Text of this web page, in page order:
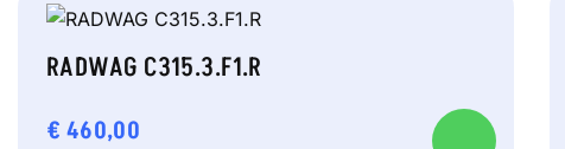
RADWAG C315.3.F1.R
€ 460,00